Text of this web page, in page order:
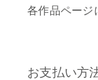
各作品ページ
お支払い方